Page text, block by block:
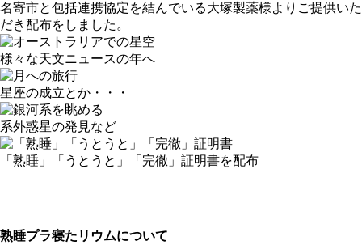
名寄市と包括連携協定を結んでいる大塚製薬様よりご提供いた
だき配布をしました。
様々な天文ニュースの年へ
星座の成立とか・・・
系外惑星の発見など
「熟睡」「うとうと」「完徹」証明書を配布
熟睡プラ寝たリウムについて